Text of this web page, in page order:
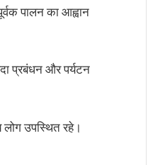
पालन का आह्वान
प्रबंधन और पर्यटन
लोग उपस्थित रहे।